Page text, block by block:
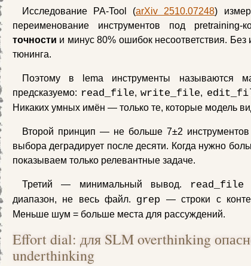
Исследование PA-Tool (arXiv 2510.07248)
переименование инструментов под pretraining-
точности и минус 80% ошибок несоответствия.
тюнинга.
Поэтому в lema инструменты называются
предсказуемо: read_file,write_file,
Никаких умных имён — только те, которые модель
Второй принцип — не больше 7±2 инструментов
выбора деградирует после десяти. Когда нужно
показываем только релевантные задаче.
Третий — минимальный вывод. read_file
диапазон, не весь файл. grep — строки с
Меньше шум = больше места для рассуждений.
Effort dial: для SLM overthinking
underthinking